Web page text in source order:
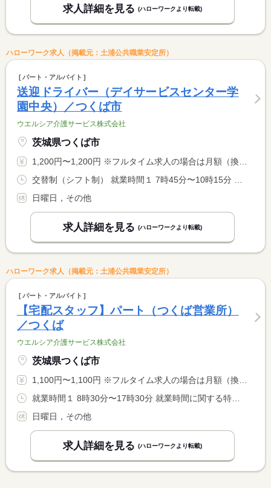
求人詳細を見る (ハローワークより転載)
ハローワーク求人（掲載元：土浦公共職業安定所）
パート・アルバイト
送迎ドライバー（デイサービスセンター学
園中央）／つくば市
ウエルシア介護サービス株式会社
茨城県つくば市
1,200円〜1,200円 ※フルタイム求人の場合は月額（換算額）、パート求人の場合は時間額を表示しています。
日曜日，その他
求人詳細を見る (ハローワークより転載)
ハローワーク求人（掲載元：土浦公共職業安定所）
パート・アルバイト
【宅配スタッフ】パート（つくば営業所）
／つくば
ウエルシア介護サービス株式会社
茨城県つくば市
1,100円〜1,100円 ※フルタイム求人の場合は月額（換算額）、パート求人の場合は時間額を表示しています。
日曜日，その他
求人詳細を見る (ハローワークより転載)